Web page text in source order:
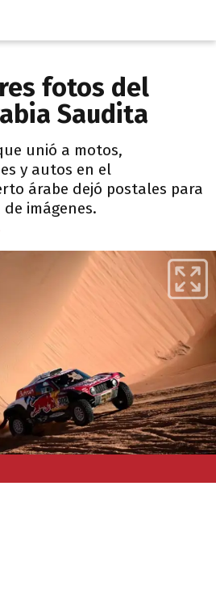
fotos del
Saudita
unió a motos,
y autos en el
árabe dejó postales para
imágenes.